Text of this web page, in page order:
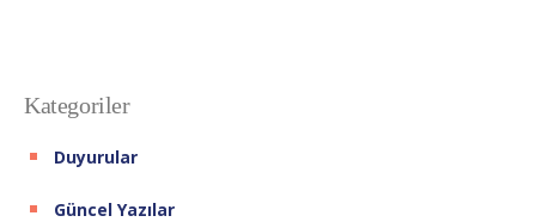
Kategoriler
Duyurular
Güncel Yazılar